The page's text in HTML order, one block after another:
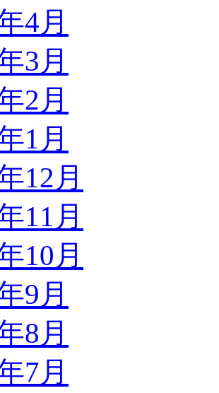
4月
3月
2月
1月
12月
11月
10月
9月
8月
7月